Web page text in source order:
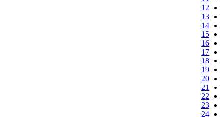
12
13
14
15
16
17
18
19
20
21
22
23
24